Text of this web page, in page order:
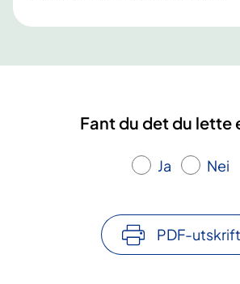
Fant du det du lette
Ja Nei
PDF-utskrift